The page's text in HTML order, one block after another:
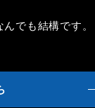
でも結構です。